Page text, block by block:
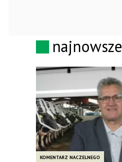
najnowsze
KOMENTARZ NACZELNEGO